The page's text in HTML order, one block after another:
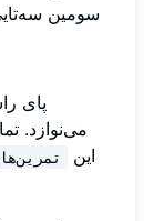
می‌نوازد.
این
تمرین‌های سه در برابر دو